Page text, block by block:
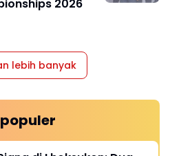
2026
lebih banyak